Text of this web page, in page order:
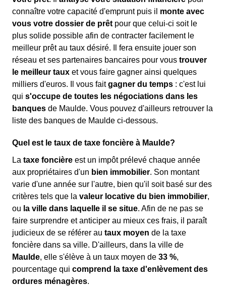
connaître votre capacité d'emprunt puis il monte avec
vous votre dossier de prêt pour que celui-ci soit le
plus solide possible afin de contracter facilement le
meilleur prêt au taux désiré. Il fera ensuite jouer son
réseau et ses partenaires bancaires pour vous trouver
le meilleur taux et vous faire gagner ainsi quelques
milliers d'euros. Il vous faitgagner du temps : c'est lui
qui s'occupe de toutes les négociations dans les
banques de Maulde. Vous pouvez d'ailleurs retrouver la
liste des banques de Maulde ci-dessous.
Quel est le taux de taxe foncière à Maulde?
La taxe foncière est un impôt prélevé chaque année
aux propriétaires d'un bien immobilier. Son montant
varie d'une année sur l'autre, bien qu'il soit basé sur des
critères tels que la valeur locative du bien immobilier,
ou la ville dans laquelle il se situe. Afin de ne pas se
faire surprendre et anticiper au mieux ces frais, il paraît
judicieux de se référer au taux moyen de la taxe
foncière dans sa ville. D'ailleurs, dans la ville de
Maulde, elle s'élève à un taux moyen de 33 %,
pourcentage qui comprend la taxe d'enlèvement des
ordures ménagères.